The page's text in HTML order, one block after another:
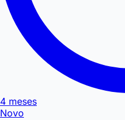
4 meses
Novo